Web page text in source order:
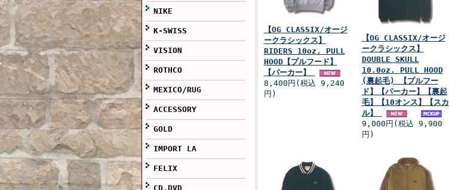
NIKE
K-SWISS
VISION
ROTHCO
MEXICO/RUG
ACCESSORY
GOLD
IMPORT LA
FELIX
CD.DVD
【OG CLASSIX/オージ
ークラシックス】
RIDERS 10oz. PULL
HOOD【プルフード】
【パーカー】
8,400円(税込 9,240
円)
【OG CLASSIX/オージ
ークラシックス】
DOUBLE SKULL
10.0oz. PULL HOOD
(裏起毛) 【プルフー
ド】【パーカー】【裏起
毛】【10オンス】【スカ
ル】
9,000円(税込 9,900
円)